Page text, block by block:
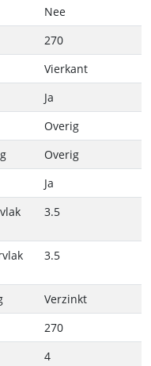
Nee
270
Vierkant
Ja
Overig
Overig
Ja
3.5
3.5
Verzinkt
270
4